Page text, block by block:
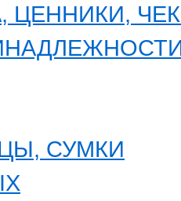
ЦЕННИКИ,
СУМКИ